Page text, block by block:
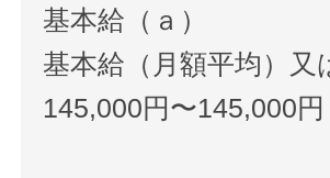
基本給（ａ）
基本給（月額平均）又
145,000円〜145,000円